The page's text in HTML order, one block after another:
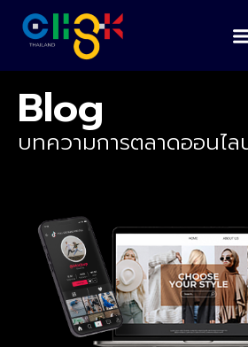
Blog
บทความการตลาดออนไ